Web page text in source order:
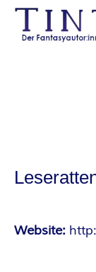
Skip
content
T
N
Website: